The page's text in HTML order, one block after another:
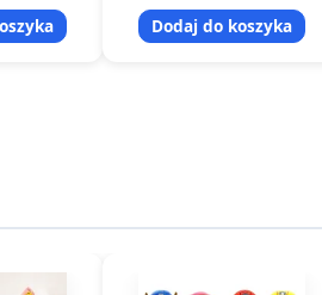
oraz precyzyjnego
wskazywania…
Dodaj do koszyka